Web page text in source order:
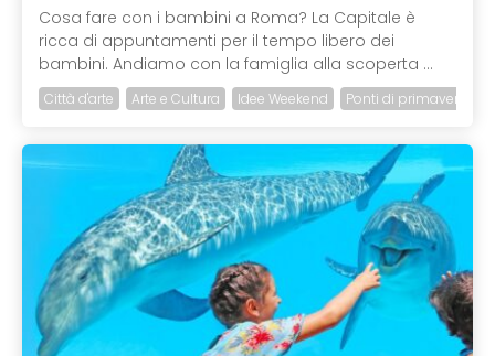
Cosa fare con i bambini a Roma? La Capitale è
ricca di appuntamenti per il tempo libero dei
bambini. Andiamo con la famiglia alla scoperta ...
Città d'arte Arte e Cultura Idee Weekend Ponti di primavera